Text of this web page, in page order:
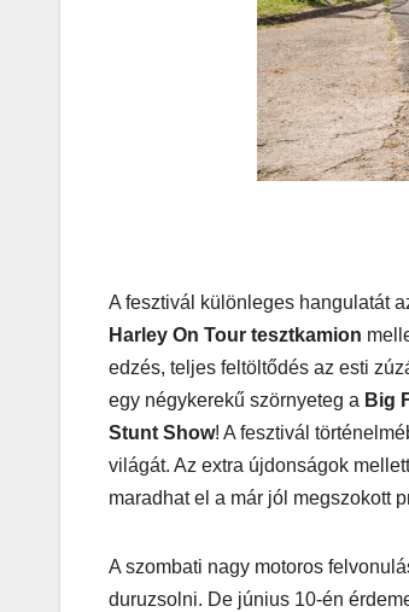
A fesztivál különleges hangulatát
Harley On Tour tesztkamion
edzés, teljes feltöltődés az esti
egy négykerekű szörnyeteg a Big
Stunt Show! A fesztivál
világát. Az extra újdonságok
maradhat el a már jól megszokott
A szombati nagy motoros
duruzsolni. De június 10-én
–